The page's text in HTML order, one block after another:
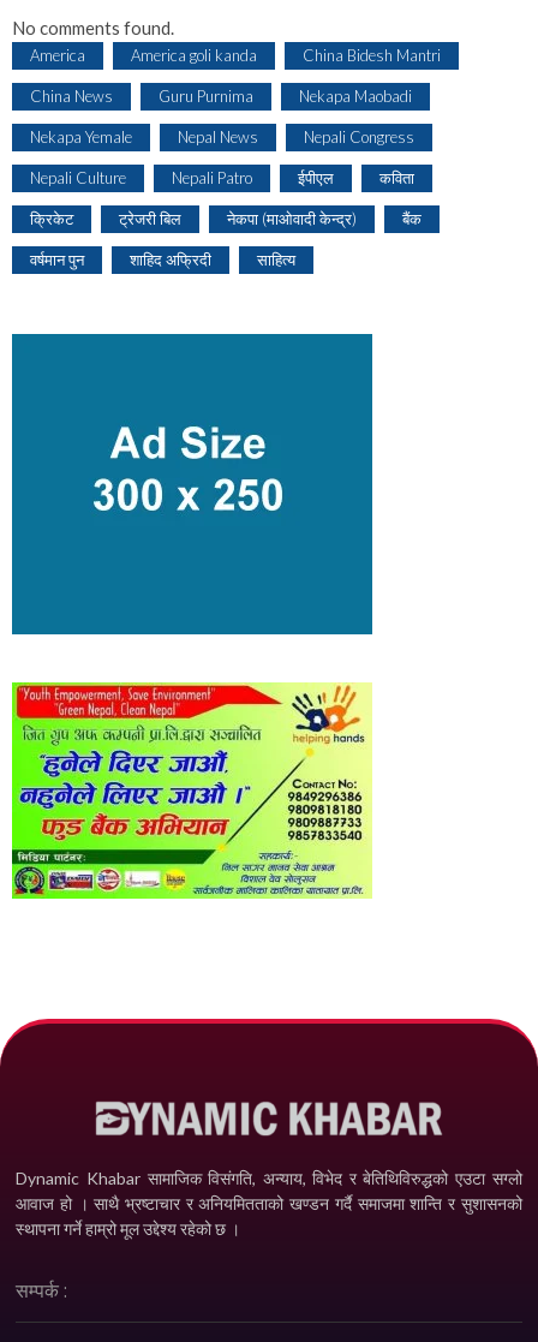
No comments found.
America America goli kanda China Bidesh Mantri
China News Guru Purnima Nekapa Maobadi
Nekapa Yemale Nepal News Nepali Congress
Nepali Culture Nepali Patro ईपीएल कविता
क्रिकेट ट्रेजरी बिल नेकपा (माओवादी केन्द्र) बैंक
वर्षमान पुन शाहिद अफ्रिदी साहित्य
Dynamic Khabar सामाजिक विसंगति, अन्याय, विभेद­ र बेतिथिविरुद्धको एउटा सग्लो
आवाज हो । साथै भ्रष्टाचार र अनियमितताको खण्डन गर्दै समाजमा शान्ति र सुशासनको
स्थापना गर्ने हाम्रो मूल उद्देश्य रहेको छ ।
सम्पर्क :